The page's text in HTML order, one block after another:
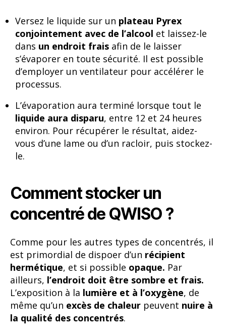
Versez le liquide sur un plateau Pyrex
conjointement avec de l’alcool et laissez-le
dans un endroit frais afin de le laisser
s’évaporer en toute sécurité. Il est possible
d’employer un ventilateur pour accélérer le
processus.
L’évaporation aura terminé lorsque tout le
liquide aura disparu, entre 12 et 24 heures
environ. Pour récupérer le résultat, aidez-
vous d’une lame ou d’un racloir, puis stockez-
le.
Comment stocker un
concentré de QWISO ?
Comme pour les autres types de concentrés, il
est primordial de dispoer d’un récipient
hermétique, et si possible opaque. Par
ailleurs, l’endroit doit être sombre et frais.
L’exposition à la lumière et à l’oxygène, de
même qu’un excès de chaleur peuvent nuire à
la qualité des concentrés.